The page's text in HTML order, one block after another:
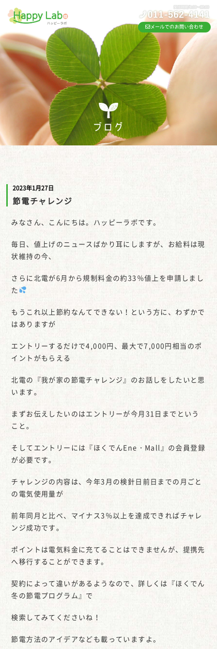
メールでのお問い合わせ
ブログ
2023年1月27日
節電チャレンジ
みなさん、こんにちは。ハッピーラボです。
毎日、値上げのニュースばかり耳にしますが、お給料は現
状維持の今、
さらに北電が6月から規制料金の約33％値上を申請しまし
た
もうこれ以上節約なんてできない！という方に、わずかで
はありますが
エントリーするだけで4,000円、最大で7,000円相当のポ
イントがもらえる
北電の『我が家の節電チャレンジ』のお話しをしたいと思
います。
まずお伝えしたいのはエントリーが今月31日までという
こと。
そしてエントリーには『ほくでんEne・Mall』の会員登録
が必要です。
チャレンジの内容は、今年3月の検針日前日までの月ごと
の電気使用量が
前年同月と比べ、マイナス3％以上を達成できればチャレ
ンジ成功です。
ポイントは電気料金に充てることはできませんが、提携先
へ移行することができます。
契約によって違いがあるようなので、詳しくは『ほくでん
冬の節電プログラム』で
検索してみてくださいね！
節電方法のアイデアなども載っていますよ。